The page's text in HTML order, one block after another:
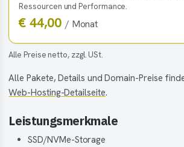
Ressourcen und Performance.
€ 44,00 / Monat
Alle Preise netto, zzgl. USt.
Alle Pakete, Details und Domain-Preise
Web-Hosting-Detailseite.
Leistungsmerkmale
SSD/NVMe-Storage